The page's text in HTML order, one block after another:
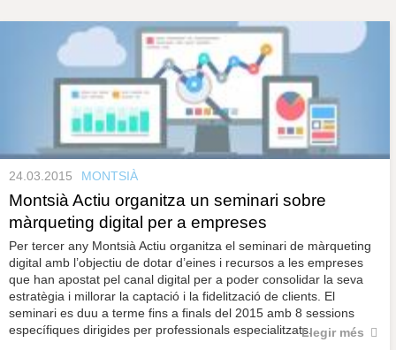
s
c
l
a
u
24.03.2015 MONTSIÀ
Montsià Actiu organitza un seminari sobre
màrqueting digital per a empreses
Per tercer any Montsià Actiu organitza el seminari de màrqueting
digital amb l’objectiu de dotar d’eines i recursos a les empreses
que han apostat pel canal digital per a poder consolidar la seva
estratègia i millorar la captació i la fidelització de clients. El
seminari es duu a terme fins a finals del 2015 amb 8 sessions
específiques dirigides per professionals especialitzats.Llegir més